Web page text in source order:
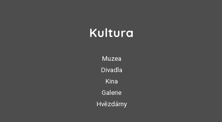
Kultura
Muzea
Divadla
Kina
Galerie
Hvězdárny